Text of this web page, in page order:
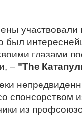
участвовали
был
глазами
– "The
спонсорством
из